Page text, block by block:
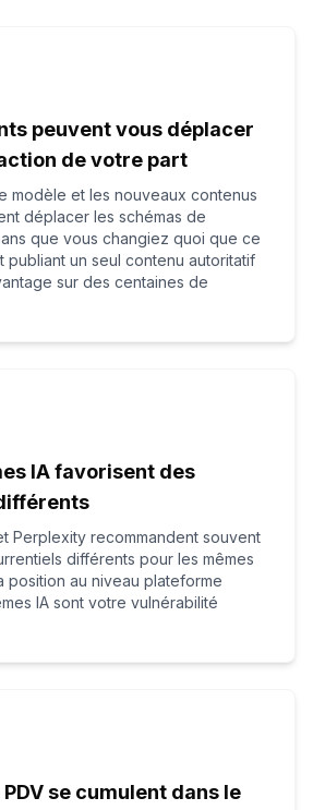
peuvent vous déplacer
de votre part
modèle et les nouveaux contenus
déplacer les schémas de
que vous changiez quoi que ce
publiant un seul contenu autoritatif
sur des centaines de
IA favorisent des
Perplexity recommandent souvent
différents pour les mêmes
position au niveau plateforme
IA sont votre vulnérabilité
se cumulent dans le